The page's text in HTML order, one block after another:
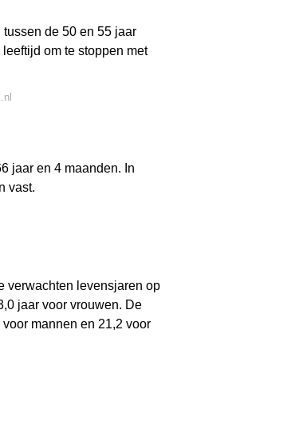
de 50 en 55 jaar
om te stoppen met
jaar en 4 maanden. In
vast.
verwachten levensjaren op
jaar voor vrouwen. De
mannen en 21,2 voor